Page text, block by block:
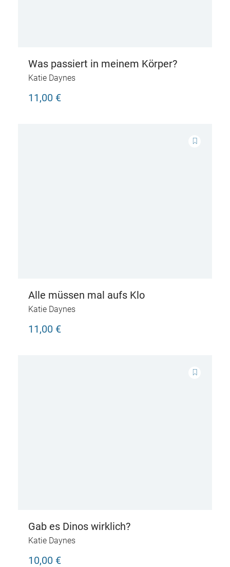
Was passiert in meinem Körper?
Katie Daynes
11,00 €
Alle müssen mal aufs Klo
Katie Daynes
11,00 €
Gab es Dinos wirklich?
Katie Daynes
10,00 €